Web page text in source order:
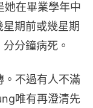
她在畢業學年中
期前或幾星期
分鐘病死。
不過有人不滿
唯有再澄清先